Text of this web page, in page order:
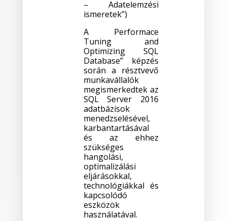
– Adatelemzési
ismeretek”)
A Performace
Tuning and
Optimizing SQL
Database” képzés
során a résztvevő
munkavállalók
megismerkedtek az
SQL Server 2016
adatbázisok
menedzselésével,
karbantartásával
és az ehhez
szükséges
hangolási,
optimalizálási
eljárásokkal,
technológiákkal és
kapcsolódó
eszközök
használatával.